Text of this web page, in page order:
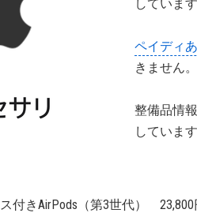
しています
ペイディ
きません。
整備品情
しています
付きAirPods（第3世代） 23,800